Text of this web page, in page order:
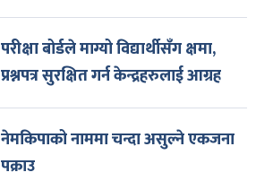
परीक्षा बोर्डले माग्यो विद्यार्थीसँग क्षमा,
प्रश्नपत्र सुरक्षित गर्न केन्द्रहरुलाई आग्रह
नेमकिपाको नाममा चन्दा असुल्ने एकजना
पक्राउ